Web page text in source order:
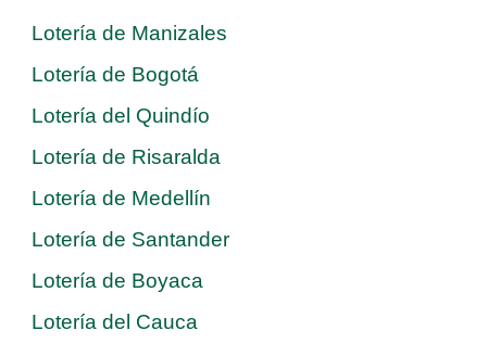
Lotería de Manizales
Lotería de Bogotá
Lotería del Quindío
Lotería de Risaralda
Lotería de Medellín
Lotería de Santander
Lotería de Boyaca
Lotería del Cauca